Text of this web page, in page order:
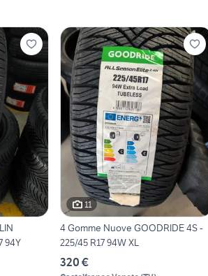
94Y
11
4 Gomme Nuove GOODRIDE 4S -
225/45 R17 94W XL
320 €